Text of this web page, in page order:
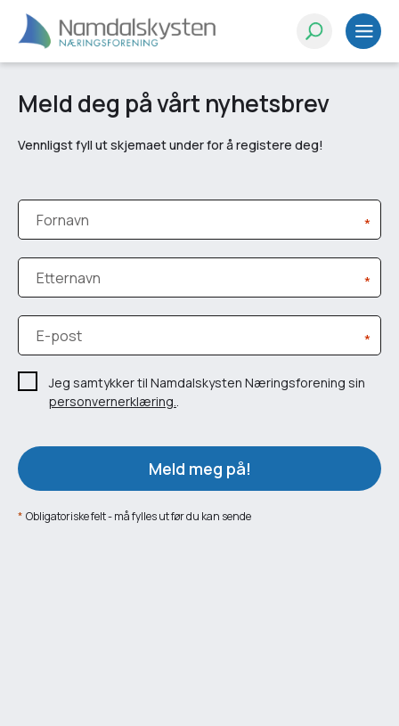
Meld deg på vårt nyhetsbrev
Vennligst fyll ut skjemaet under for å registere deg!
Fornavn *
Etternavn *
E-post *
Jeg samtykker til Namdalskysten Næringsforening sin
personvernerklæring..
Meld meg på!
* Obligatoriske felt - må fylles ut før du kan sende